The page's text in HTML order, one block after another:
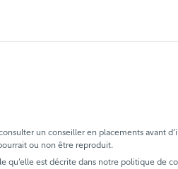
un conseiller en placements avant
ou non être reproduit.
qu’elle est décrite dans notre politique de